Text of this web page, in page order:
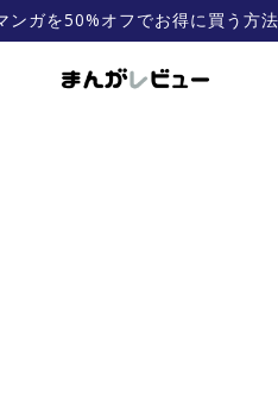
ンガを50%オフでお得に買う方法